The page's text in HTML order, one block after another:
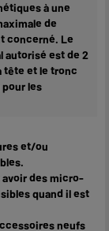
à une
de
concerné. Le
autorisé est de 2
tête et le tronc
les
et/ou
avoir des micro-
quand il est
neufs